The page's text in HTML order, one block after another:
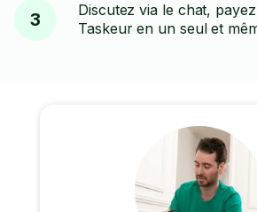
3
Discutez via le chat,
Taskeur en un seul et